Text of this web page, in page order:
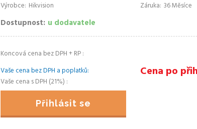
Výrobce Hikvision Záruka 36 Měsíce
Dostupnost u dodavatele
Koncová cena bez DPH + RP
Vaše cena bez DPH a poplatků
Cena po
Vaše cena s DPH (21%)
Přihlásit se